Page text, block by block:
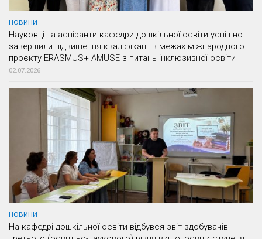
НОВИНИ
Науковці та аспіранти кафедри дошкільної освіти успішно
завершили підвищення кваліфікації в межах міжнародного
проєкту ERASMUS+ AMUSE з питань інклюзивної освіти
02.07.2026
НОВИНИ
На кафедрі дошкільної освіти відбувся звіт здобувачів